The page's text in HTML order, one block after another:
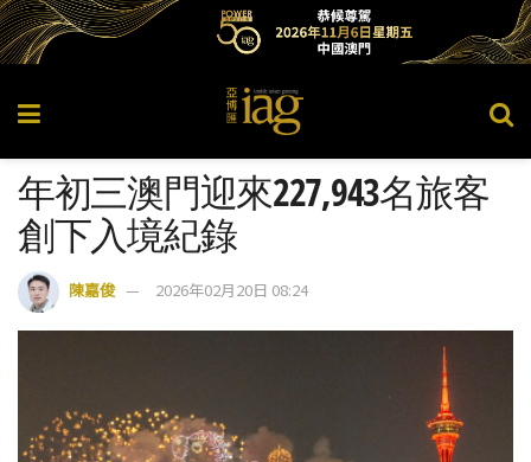
年初三澳門迎來227,943名旅客
創下入境紀錄
陳嘉俊 2026年02月20日 08:24